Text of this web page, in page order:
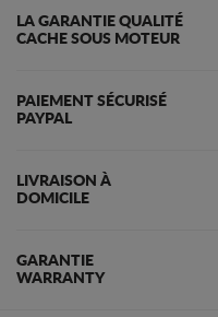
LA GARANTIE QUALITÉ
CACHE SOUS MOTEUR
PAIEMENT SÉCURISÉ
PAYPAL
LIVRAISON À
DOMICILE
GARANTIE
WARRANTY